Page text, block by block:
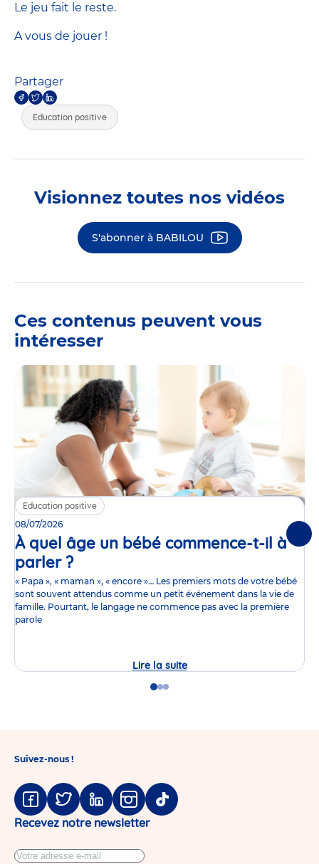
Le jeu fait le reste.
A vous de jouer !
Partager
Education positive
Visionnez toutes nos vidéos
S'abonner à BABILOU
Ces contenus peuvent vous
intéresser
Education positive
08/07/2026
À quel âge un bébé commence-t-il à
parler ?Article
« Papa », « maman », « encore »… Les premiers mots de votre bébé
sont souvent attendus comme un petit événement dans la vie de
famille. Pourtant, le langage ne commence pas avec la première
parole
Lire la suiteÀ
GoGoGo
Suivez-nous !
Facebook
TwitterLinkedinInstagram
Tiktok
Recevez notre newsletter